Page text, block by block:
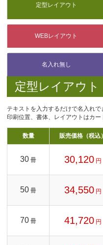
定型レイアウト
テキストを入力するだけで名入れで
印刷位置、書体、レイアウトはカー
数量 販売価格（税込）
30 冊 30,120 円
50 冊 34,550 円
70 冊 41,720 円